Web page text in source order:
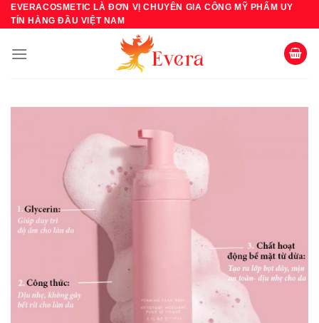
Bỏ
qua
dung
EVERACOSMETIC LÀ ĐƠN VỊ CHUYÊN GIA CÔNG MỸ PHẨM UY
TÍN HÀNG ĐẦU VIỆT NAM